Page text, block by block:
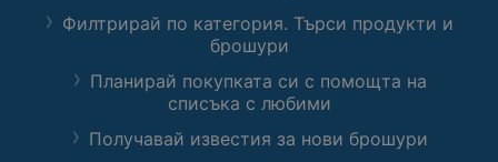
Филтрирай по категория. Търси продукти и
брошури
Планирай покупката си с помощта на
списъка с любими
Получавай известия за нови брошури